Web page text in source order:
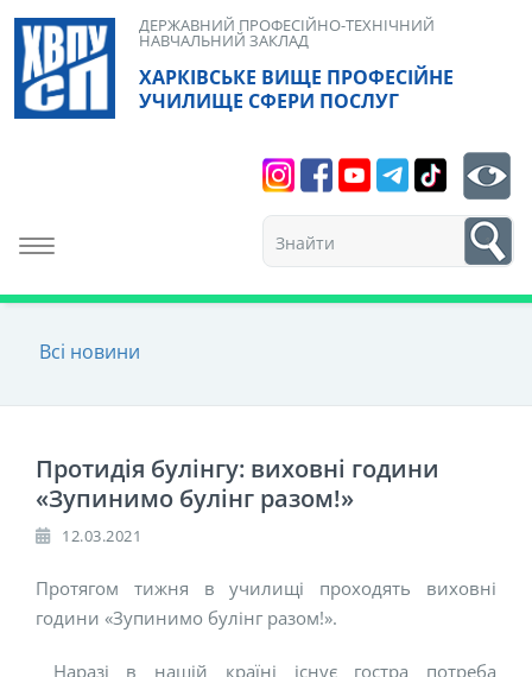
Skip
content
ХАРКІВСЬКЕ ВИЩЕ ПРОФЕСІЙНЕ
УЧИЛИЩЕ СФЕРИ ПОСЛУГ
ДЕРЖАВНИЙ ПРОФЕСІЙНО-ТЕХНІЧНИЙ
НАВЧАЛЬНИЙ ЗАКЛАД
Toggle navigation
1
Всі новини
Протидія булінгу: виховні години
«Зупинимо булінг разом!»
12.03.2021
Протягом тижня в училищі проходять виховні
години «Зупинимо булінг разом!».
Наразі в нашій країні існує гостра потреба